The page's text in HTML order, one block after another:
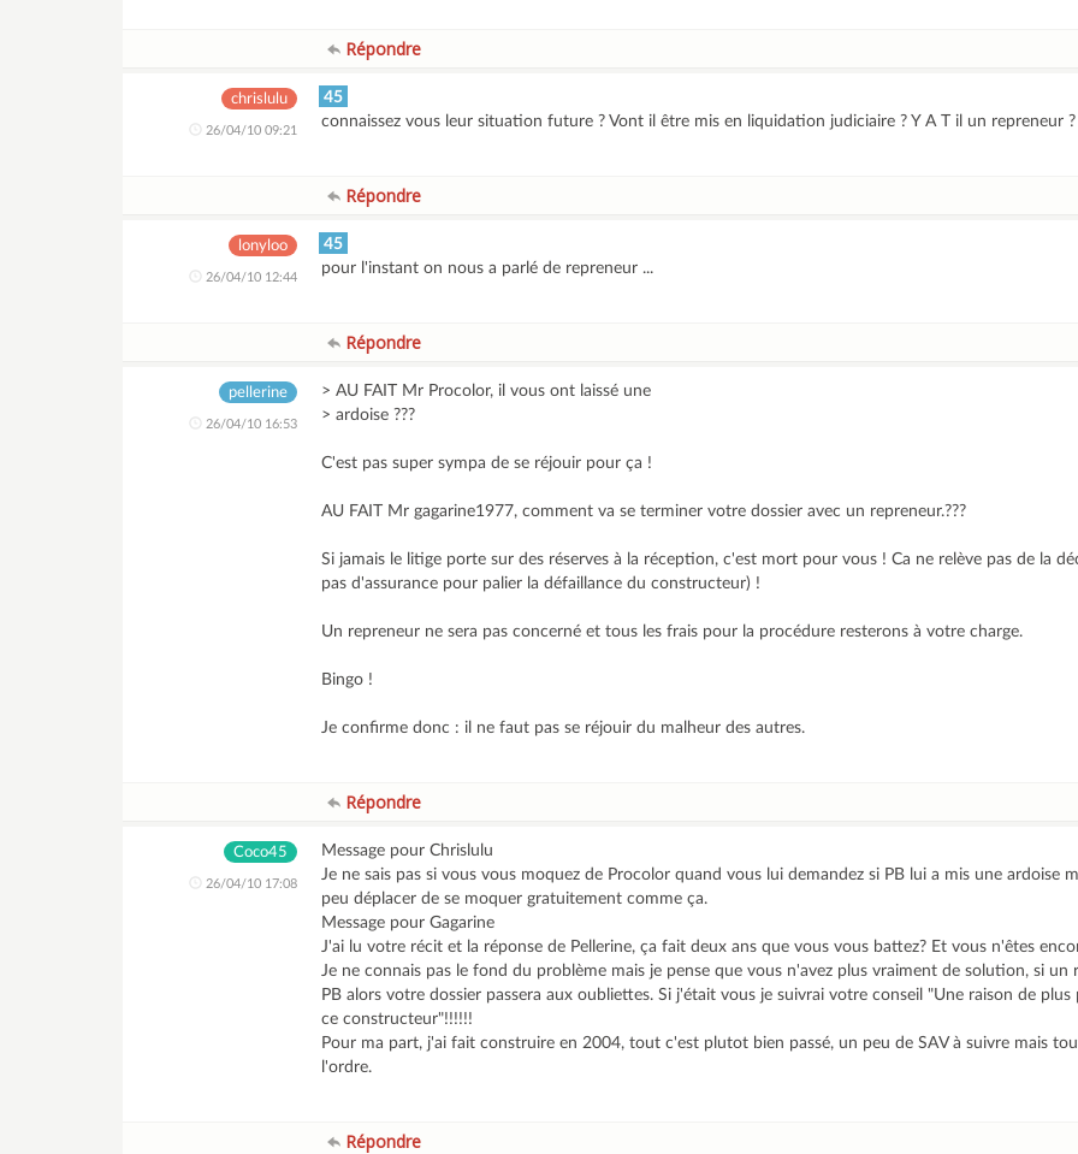
Répondre
chrislulu
26/04/10 09:21
45
connaissez vous leur situation future ? Vont il être mis en liquidation judiciaire ? Y A T il un repreneur ?
Répondre
lonyloo
26/04/10 12:44
45
pour l'instant on nous a parlé de repreneur ...
Répondre
pellerine
26/04/10 16:53
> AU FAIT Mr Procolor, il vous ont laissé une
> ardoise ???
C'est pas super sympa de se réjouir pour ça !
AU FAIT Mr gagarine1977, comment va se terminer votre dossier avec un repreneur.???
Si jamais le litige porte sur des réserves à la réception, c'est mort pour vous ! Ca ne relève pas de la
pas d'assurance pour palier la défaillance du constructeur) !
Un repreneur ne sera pas concerné et tous les frais pour la procédure resterons à votre charge.
Bingo !
Je confirme donc : il ne faut pas se réjouir du malheur des autres.
Répondre
Coco45
26/04/10 17:08
Message pour Chrislulu
Je ne sais pas si vous vous moquez de Procolor quand vous lui demandez si PB lui a mis une ardoise
peu déplacer de se moquer gratuitement comme ça.
Message pour Gagarine
J'ai lu votre récit et la réponse de Pellerine, ça fait deux ans que vous vous battez? Et vous n'êtes
Je ne connais pas le fond du problème mais je pense que vous n'avez plus vraiment de solution, si un
PB alors votre dossier passera aux oubliettes. Si j'était vous je suivrai votre conseil "Une raison de
ce constructeur"!!!!!!
Pour ma part, j'ai fait construire en 2004, tout c'est plutot bien passé, un peu de SAV à suivre mais
l'ordre.
Répondre